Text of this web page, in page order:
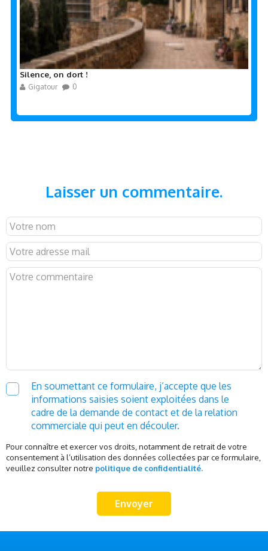
Silence, on dort !
Gigatour 0
Laisser un commentaire.
En soumettant ce formulaire, j’accepte que les
informations saisies soient exploitées dans le
cadre de la demande de contact et de la relation
commerciale qui peut en découler.
Pour connaître et exercer vos droits, notamment de retrait de votre
consentement à l’utilisation des données collectées par ce formulaire,
veuillez consulter notre politique de confidentialité.